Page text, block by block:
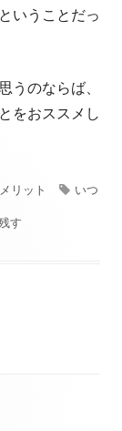
いうことだっ
のならば、
をおススメし
リット
タ
いつ
いと言われる前撮り
す